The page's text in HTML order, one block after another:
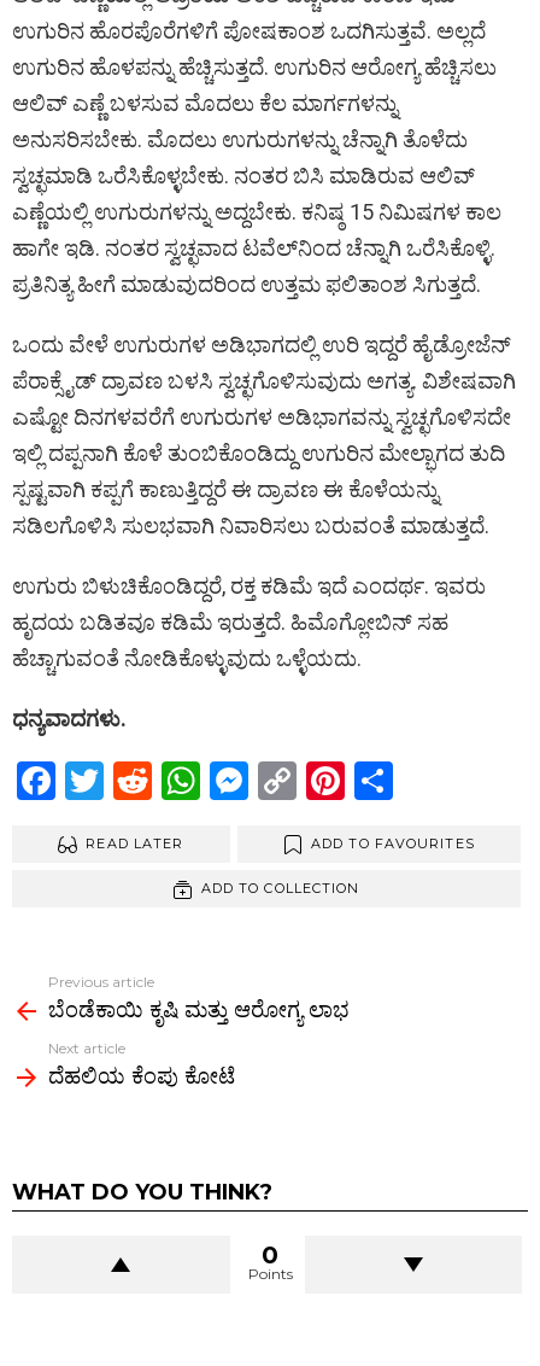
ಉಗುರಿನ ಹೊರಪೊರೆಗಳಿಗೆ ಪೋಷಕಾಂಶ ಒದಗಿಸುತ್ತವೆ. ಅಲ್ಲದೆ
ಉಗುರಿನ ಹೊಳಪನ್ನು ಹೆಚ್ಚಿಸುತ್ತದೆ. ಉ‌ಗುರಿನ ಆರೋಗ್ಯ ಹೆಚ್ಚಿಸಲು
ಆಲಿವ್ ಎಣ್ಣೆ ಬಳಸುವ ಮೊದಲು ಕೆಲ ಮಾರ್ಗಗಳನ್ನು
ಅನುಸರಿಸಬೇಕು. ಮೊದಲು ಉಗುರುಗಳನ್ನು ಚೆನ್ನಾಗಿ ತೊಳೆದು
ಸ್ವಚ್ಛಮಾಡಿ ಒರೆಸಿಕೊಳ್ಳಬೇಕು. ನಂತರ ಬಿಸಿ ಮಾಡಿರುವ ಆಲಿವ್‌
ಎಣ್ಣೆಯಲ್ಲಿ ಉಗುರುಗಳನ್ನು ಅದ್ದಬೇಕು. ಕನಿಷ್ಠ 15 ನಿಮಿಷಗಳ ಕಾಲ
ಹಾಗೇ ಇಡಿ. ನಂತರ ಸ್ವಚ್ಛವಾದ ಟವೆಲ್‌ನಿಂದ ಚೆನ್ನಾಗಿ ಒರೆಸಿಕೊಳ್ಳಿ.
ಪ್ರತಿನಿತ್ಯ ಹೀಗೆ ಮಾಡುವುದರಿಂದ ಉತ್ತಮ ಫಲಿತಾಂಶ ಸಿಗುತ್ತದೆ.
ಒಂದು ವೇಳೆ ಉಗುರುಗಳ ಅಡಿಭಾಗದಲ್ಲಿ ಉರಿ ಇದ್ದರೆ ಹೈಡ್ರೋಜೆನ್
ಪೆರಾಕ್ಸೈಡ್ ದ್ರಾವಣ ಬಳಸಿ ಸ್ವಚ್ಛಗೊಳಿಸುವುದು ಅಗತ್ಯ. ವಿಶೇಷವಾಗಿ
ಎಷ್ಟೋ ದಿನಗಳವರೆಗೆ ಉಗುರುಗಳ ಅಡಿಭಾಗವನ್ನು ಸ್ವಚ್ಛಗೊಳಿಸದೇ
ಇಲ್ಲಿ ದಪ್ಪನಾಗಿ ಕೊಳೆ ತುಂಬಿಕೊಂಡಿದ್ದು ಉಗುರಿನ ಮೇಲ್ಭಾಗದ ತುದಿ
ಸ್ಪಷ್ಟವಾಗಿ ಕಪ್ಪಗೆ ಕಾಣುತ್ತಿದ್ದರೆ ಈ ದ್ರಾವಣ ಈ ಕೊಳೆಯನ್ನು
ಸಡಿಲಗೊಳಿಸಿ ಸುಲಭವಾಗಿ ನಿವಾರಿಸಲು ಬರುವಂತೆ ಮಾಡುತ್ತದೆ.
ಉಗುರು ಬಿಳುಚಿಕೊಂಡಿದ್ದರೆ, ರಕ್ತ ಕಡಿಮೆ ಇದೆ ಎಂದರ್ಥ. ಇವರು
ಹೃದಯ ಬಡಿತವೂ ಕಡಿಮೆ ಇರುತ್ತದೆ. ಹಿಮೊಗ್ಲೋಬಿನ್ ಸಹ
ಹೆಚ್ಚಾಗುವಂತೆ ನೋಡಿಕೊಳ್ಳುವುದು ಒಳ್ಳೆಯದು.
ಧನ್ಯವಾದಗಳು.
F
ce
o
k
T
tt
R
d
di
W
s
p
M
se
n
C
py
Li
Pi
er
es
ar
READ LATER ADD TO FAVOURITES
ADD TO COLLECTION
more
Previous article
ಬೆಂಡೆಕಾಯಿ ಕೃಷಿ ಮತ್ತು ಆರೋಗ್ಯ ಲಾಭ
Next article
ದೆಹಲಿಯ ಕೆಂಪು ಕೋಟೆ
WHAT DO YOU THINK?
0
Points